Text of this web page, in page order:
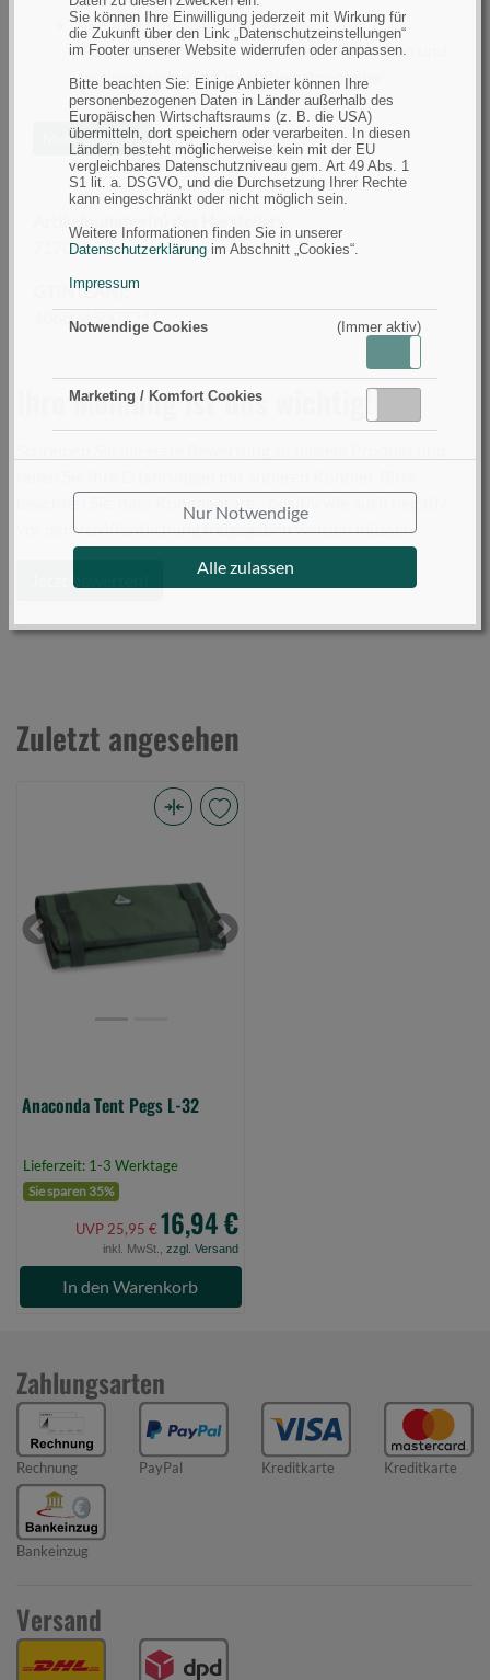
Sie können Ihre Einwilligung jederzeit mit Wirkung für
die Zukunft über den Link „Datenschutzeinstellungen“
im Footer unserer Website widerrufen oder anpassen.
Bitte beachten Sie: Einige Anbieter können Ihre
personenbezogenen Daten in Länder außerhalb des
Europäischen Wirtschaftsraums (z. B. die USA)
übermitteln, dort speichern oder verarbeiten. In diesen
Ländern besteht möglicherweise kein mit der EU
vergleichbares Datenschutzniveau gem. Art 49 Abs. 1
S1 lit. a. DSGVO, und die Durchsetzung Ihrer Rechte
kann eingeschränkt oder nicht möglich sein.
Weitere Informationen finden Sie in unserer
Datenschutzerklärung im Abschnitt „Cookies“.
Impressum
Notwendige Cookies (Immer aktiv)
Marketing / Komfort Cookies
Nur Notwendige
Alle zulassen
Alle Teile und insbesondere das
Verpackungsmaterial von Kindern fernhalten und
an einem sicheren Ort aufbewahren oder
fachgerecht entsorgen.
Dieser Artikel ist kein Spielzeug, von Kindern und
Haustieren fernhalten.
Bei Anzeichen von Mängeln nicht verwenden.
Mehr anzeigen
7170402
GTIN (EAN):
4068085007211
Ihre Meinung ist uns wichtig!
beachten Sie, dass Kommentare - positiv wie auch negativ -
vor der Veröffentlichung freigegeben werden müssen.
Jetzt bewerten!
Zuletzt angesehen
L-
32
(Bild
Previous Next
Anaconda Tent Pegs L-32
Lieferzeit: 1-3 Werktage
Sie sparen 35%
UVP 25,95 € 16,94 €
inkl. MwSt., zzgl. Versand
In den Warenkorb
Zahlungsarten
Rechnung PayPal Kreditkarte Kreditkarte
Bankeinzug
Versand